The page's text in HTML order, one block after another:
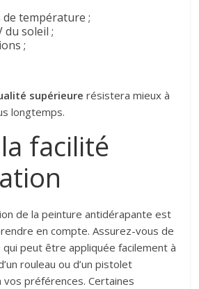
température ;
du soleil ;
;
supérieure résistera mieux à
longtemps.
facilité
de la peinture antidérapante est
en compte. Assurez-vous de
peut être appliquée facilement à
rouleau ou d’un pistolet
préférences. Certaines